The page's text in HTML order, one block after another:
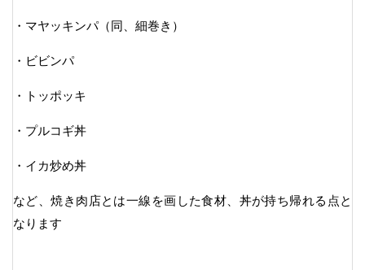
・マヤッキンパ（同、細巻き）
・ビビンパ
・トッポッキ
・プルコギ丼
・イカ炒め丼
など、焼き肉店とは一線を画した食材、丼が持ち帰れる点と
なります